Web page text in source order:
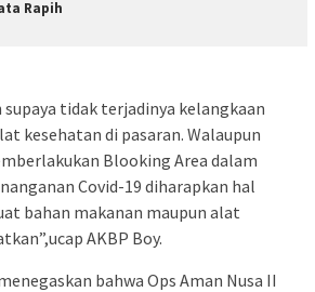
Rapih
tidak terjadinya kelangkaan
kesehatan di pasaran. Walaupun
Blooking Area dalam
Covid-19 diharapkan hal
bahan makanan maupun alat
AKBP Boy.
bahwa Ops Aman Nusa II